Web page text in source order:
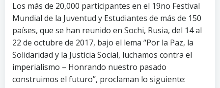
Los más de 20,000 participantes en el 19no Festival
Mundial de la Juventud y Estudiantes de más de 150
países, que se han reunido en Sochi, Rusia, del 14 al
22 de octubre de 2017, bajo el lema “Por la Paz, la
Solidaridad y la Justicia Social, luchamos contra el
imperialismo – Honrando nuestro pasado
construimos el futuro”, proclaman lo siguiente: